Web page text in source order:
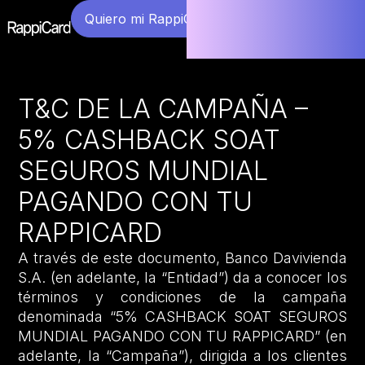
Quiero mi RappiCard
T&C DE LA CAMPAÑA –
5% CASHBACK SOAT
SEGUROS MUNDIAL
PAGANDO CON TU
RAPPICARD
A través de este documento, Banco Davivienda
S.A. (en adelante, la “Entidad”) da a conocer los
términos y condiciones de la campaña
denominada “5% CASHBACK SOAT SEGUROS
MUNDIAL PAGANDO CON TU RAPPICARD” (en
adelante, la “Campaña”), dirigida a los clientes